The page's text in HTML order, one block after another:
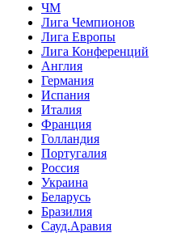
ЧМ
Лига Чемпионов
Лига Европы
Лига Конференций
Англия
Германия
Испания
Италия
Франция
Голландия
Португалия
Россия
Украина
Беларусь
Бразилия
Сауд.Аравия